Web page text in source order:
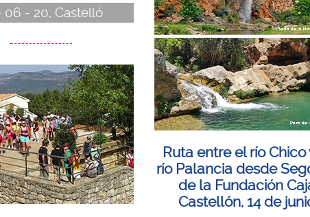
06 - 20, Castelló
Ruta entre el río Chico
río Palancia desde
de la Fundación
Castellón, 14 de